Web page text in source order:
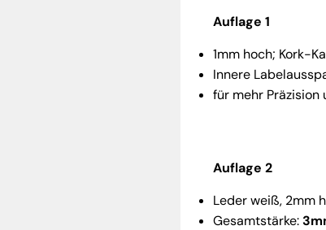
Auflage 1
1mm hoch; Kork-
Innere
für mehr
Auflage 2
Leder weiß, 2mm
Gesamtstärke: